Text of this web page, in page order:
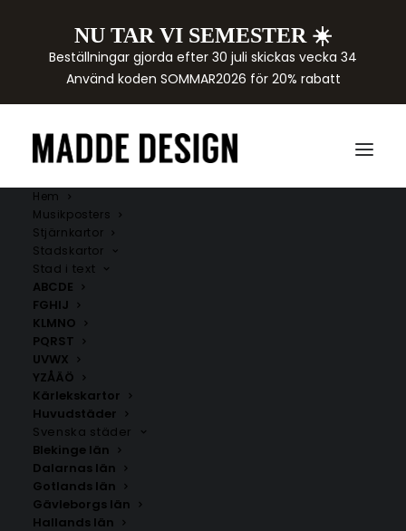
NU TAR VI SEMESTER ☀️
Beställningar gjorda efter 30 juli skickas vecka 34
Använd koden SOMMAR2026 för 20% rabatt
Hem
Musikposters
Stjärnkartor
Stadskartor
Stad i text
ABCDE
FGHIJ
KLMNO
PQRST
UVWX
YZÅÄÖ
Kärlekskartor
Huvudstäder
Svenska städer
Blekinge län
Dalarnas län
Gotlands län
Gävleborgs län
Hallands län